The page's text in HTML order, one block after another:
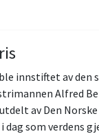
ble innstiftet av den
Alfred
av Den
dag som verdens